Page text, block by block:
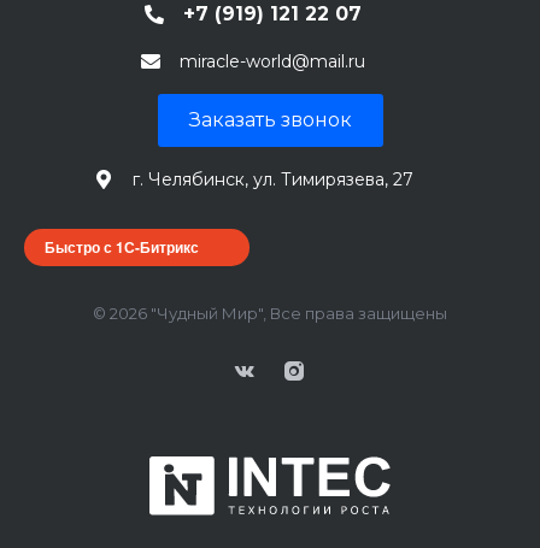
+7 (919) 121 22 07
miracle-world@mail.ru
Заказать звонок
г. Челябинск, ул. Тимирязева, 27
Быстро с 1С-Битрикс
© 2026 "Чудный Мир", Все права защищены